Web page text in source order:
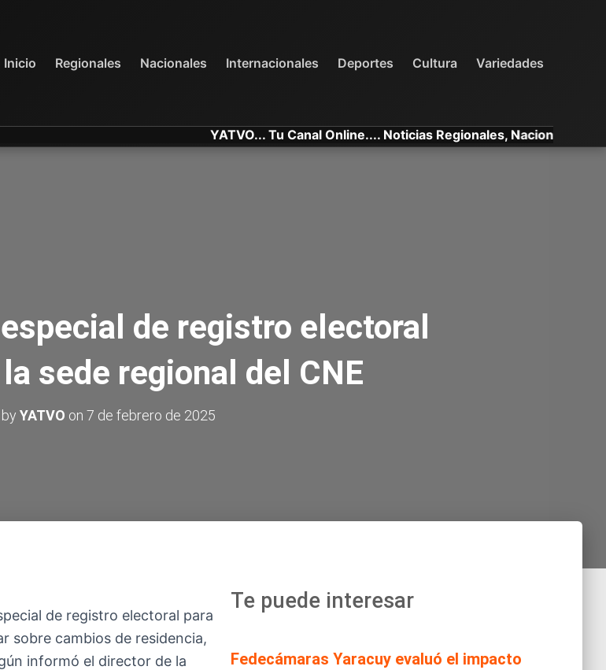
Inicio Regionales Nacionales Internacionales Deportes Cultura Variedades
YATVO... Tu Canal Online.... Noticias Regionales, Nacionales e
de registro electoral
sede regional del CNE
YATVO on 7 de febrero de 2025
de registro electoral para
sobre cambios de residencia,
informó el director de la
Te puede interesar
Fedecámaras Yaracuy evaluó el impacto